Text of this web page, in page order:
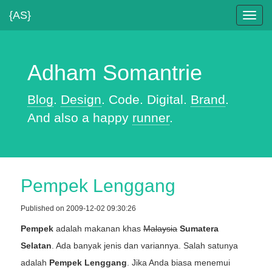
{AS}
Adham Somantrie
Blog. Design. Code. Digital. Brand.
And also a happy runner.
Pempek Lenggang
Published on 2009-12-02 09:30:26
Pempek adalah makanan khas Malaysia Sumatera
Selatan . Ada banyak jenis dan variannya. Salah satunya
adalah Pempek Lenggang . Jika Anda biasa menemui